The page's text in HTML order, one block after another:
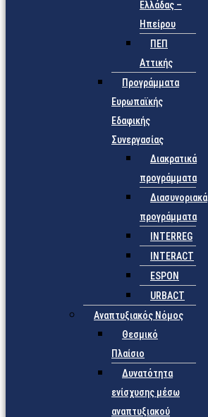
Ελλάδας –
Ηπείρου
ΠΕΠ
Αττικής
Προγράμματα
Ευρωπαϊκής
Εδαφικής
Συνεργασίας
Διακρατικά
προγράμματα
Διασυνοριακά
προγράμματα
INTERREG
INTERACT
ESPON
URBACT
Αναπτυξιακός Νόμος
Θεσμικό
Πλαίσιο
Δυνατότητα
ενίσχυσης μέσω
αναπτυξιακού